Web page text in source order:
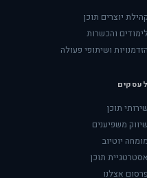
קהילת יוצרים תוכן
והכשרות
הזדמנויות ושיתופי פעולה
לעסקים
שירותי תוכן
שיווק משפיענים
מומחה יוטיוב
אסטרטגיית תוכן
פרסום אצלנו